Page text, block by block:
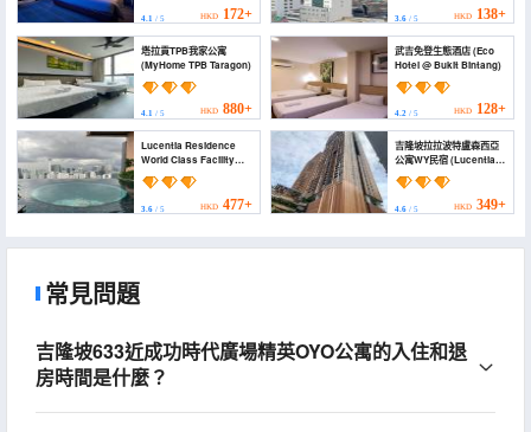
4.1 / 5 HKD 172+ 3.6/ 5 HKD 138+
塔拉貢TPB我家公寓
(MyHome TPB Taragon)
4.1 / 5 HKD 880+
武吉免登生態酒店 (Eco
Hotel @ Bukit Bintang)
4.2/ 5 HKD 128+
Lucentia Residence
World Class Facility
(Lucentia Residence
World Class Facility)
3.6 / 5 HKD 477+
吉隆坡拉拉波特盧森西亞
公寓WY民宿 (Lucentia
Residences BBCC by
WY Homestay)
4.6/ 5 HKD 349+
常見問題
吉隆坡633近成功時代廣場精英OYO公寓的入住和退
房時間是什麼？